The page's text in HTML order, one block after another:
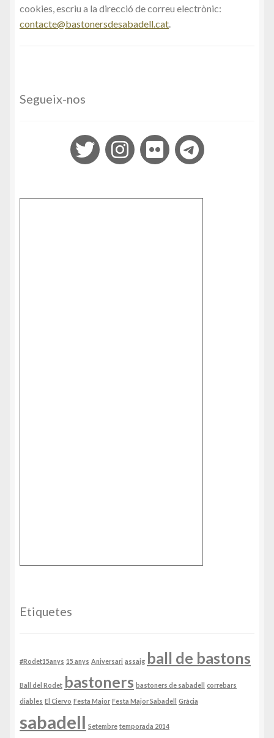
cookies, escriu a la direcció de correu electrònic:
contacte@bastonersdesabadell.cat.
Segueix-nos
Etiquetes
#Rodet15anys 15 anys Aniversari assaig ball de bastons
Ball del Rodet bastoners bastoners de sabadell correbars
diables El Ciervo Festa Major Festa Major Sabadell Gràcia
sabadell Setembre temporada 2014